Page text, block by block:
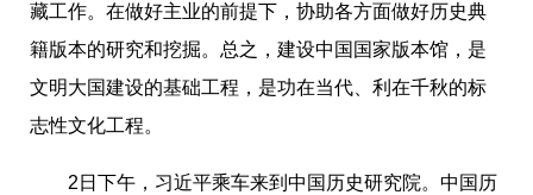
藏工作。在做好主业的前提下，协助各方面做好历史典
籍版本的研究和挖掘。总之，建设中国国家版本馆，是
文明大国建设的基础工程，是功在当代、利在千秋的标
志性文化工程。
2日下午，习近平乘车来到中国历史研究院。中国历